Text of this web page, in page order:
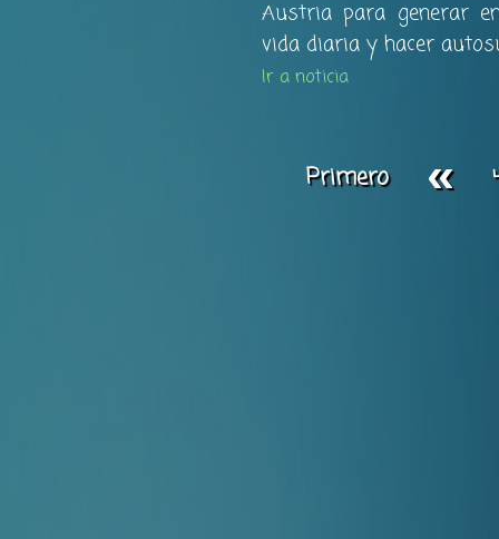
Austria para generar
vida diaria y hacer
Ir a noticia
Primero «